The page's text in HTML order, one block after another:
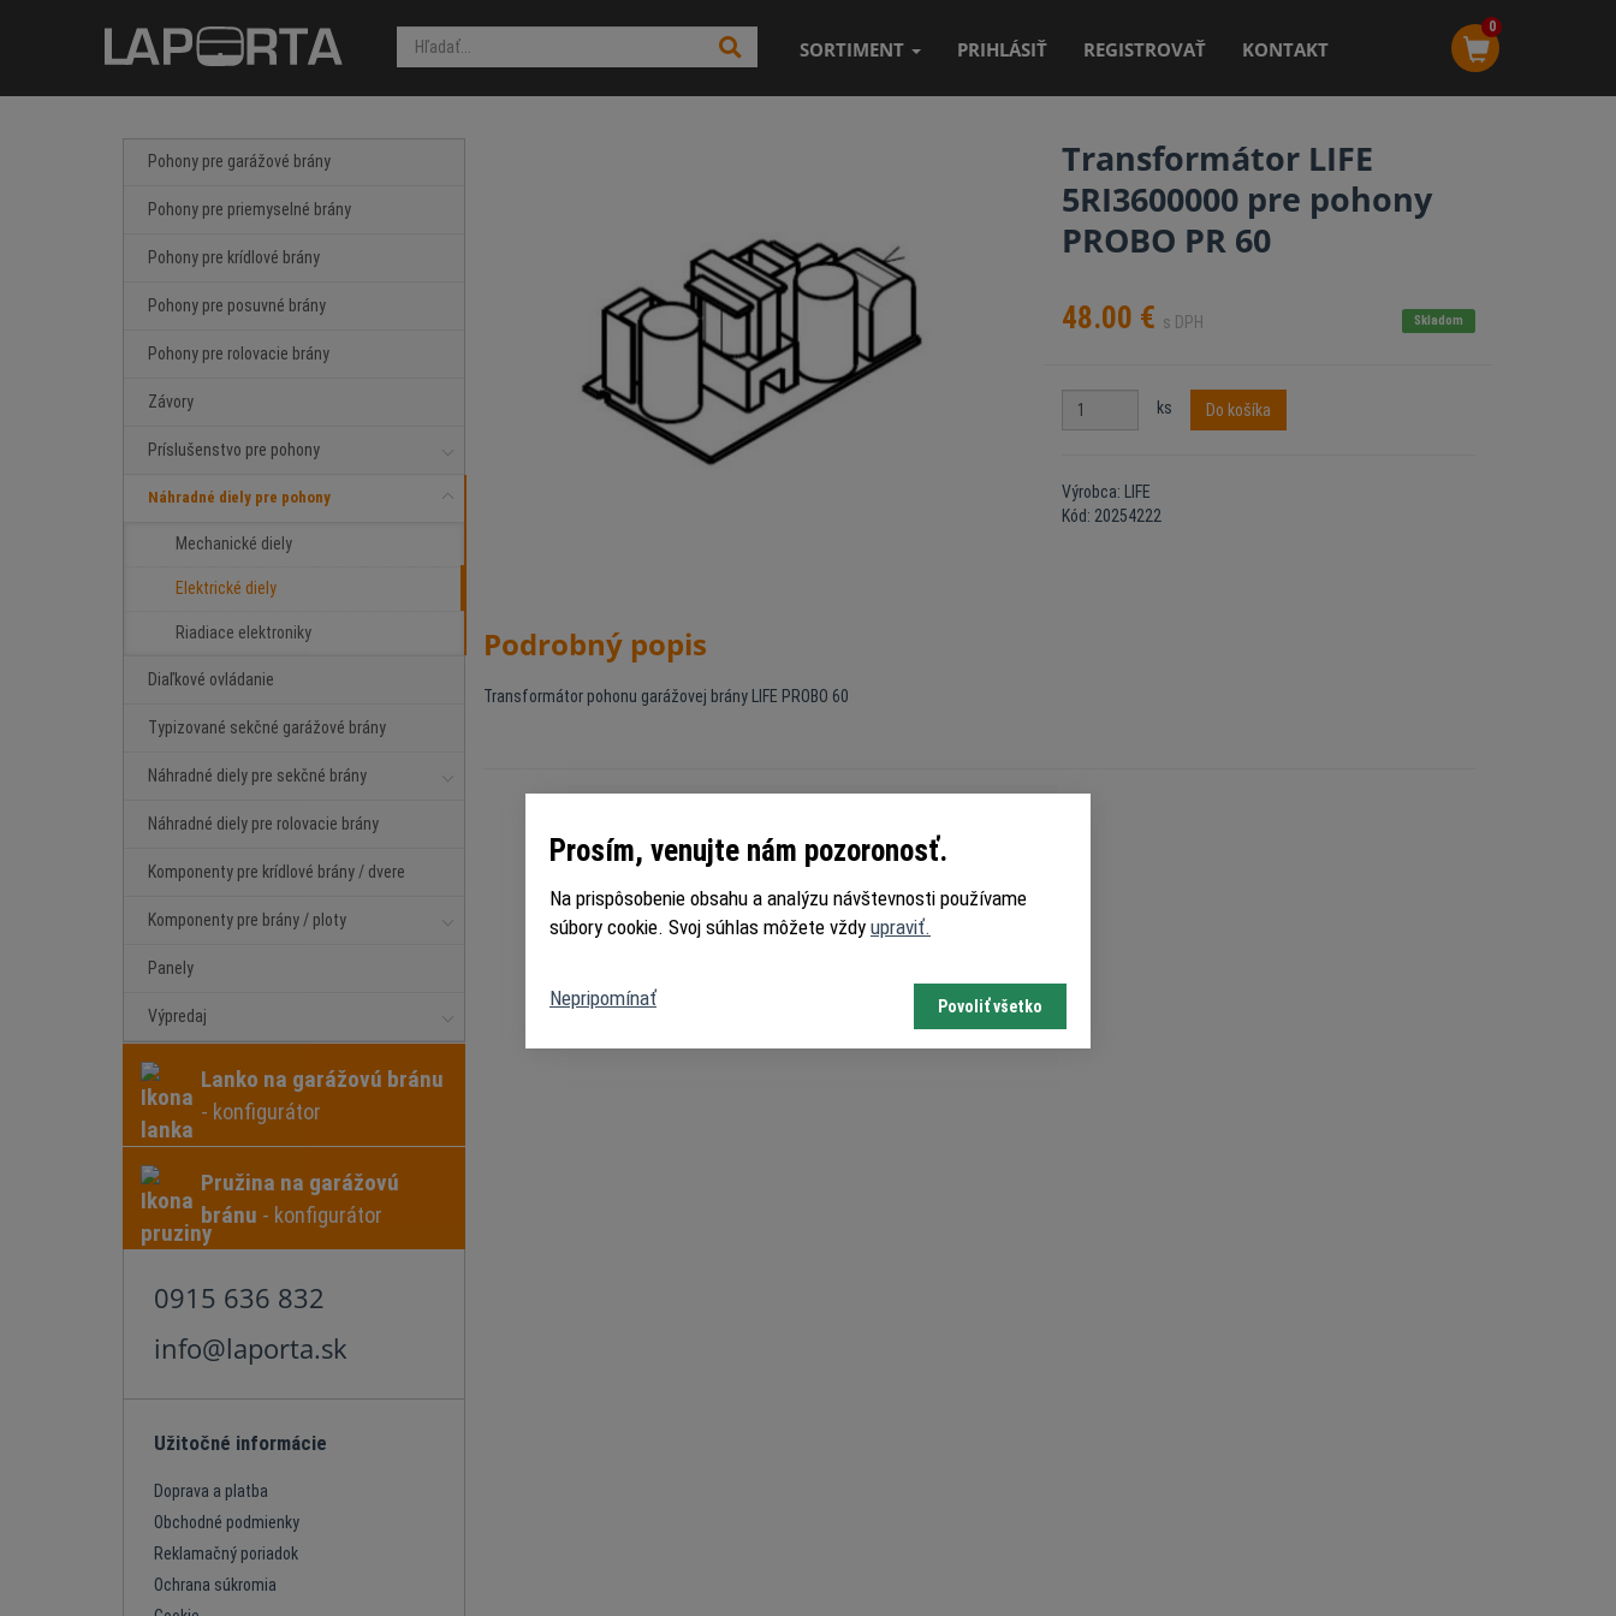
SORTIMENT PRIHLÁSIŤ REGISTROVAŤ KONTAKT
0
Pohony pre garážové brány
Pohony pre priemyselné brány
Pohony pre krídlové brány
Pohony pre posuvné brány
Pohony pre rolovacie brány
Závory
Príslušenstvo pre pohony
Náhradné diely pre pohony
Mechanické diely
Elektrické diely
Riadiace elektroniky
Diaľkové ovládanie
Typizované sekčné garážové brány
Náhradné diely pre sekčné brány
Náhradné diely pre rolovacie brány
Komponenty pre krídlové brány / dvere
Komponenty pre brány / ploty
Panely
Výpredaj
Lanko na garážovú bránu
- konfigurátor
Pružina na garážovú
bránu - konfigurátor
0915 636 832
info@laporta.sk
Užitočné informácie
Doprava a platba
Obchodné podmienky
Reklamačný poriadok
Ochrana súkromia
Transformátor LIFE
5RI3600000 pre pohony
PROBO PR 60
48.00 € s DPH Skladom
ks Do košíka
Výrobca: LIFE
Kód: 20254222
Podrobný popis
Transformátor pohonu garážovej brány LIFE PROBO 60
Prosím, venujte nám pozoronosť.
Na prispôsobenie obsahu a analýzu návštevnosti používame
súbory cookie. Svoj súhlas môžete vždy upraviť.
Nepripomínať Povoliť všetko